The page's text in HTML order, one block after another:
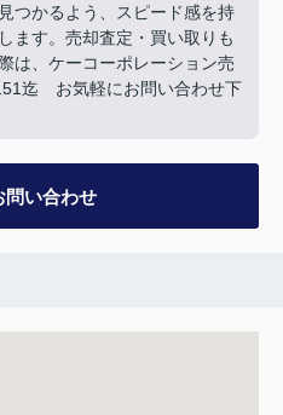
つかるよう、スピード感を持
ます。売却査定・買い取りも
は、ケーコーポレーション売
迄 お気軽にお問い合わせ下
問い合わせ